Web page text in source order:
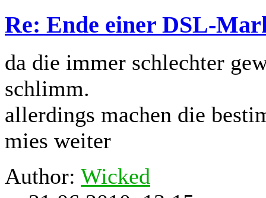
Re: Ende einer DSL-
da die immer schlechter
schlimm.
allerdings machen die
mies weiter
Author: Wicked